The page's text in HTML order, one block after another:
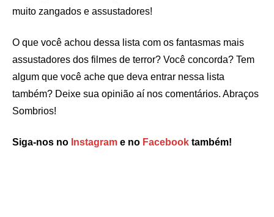
muito zangados e assustadores!
O que você achou dessa lista com os fantasmas mais
assustadores dos filmes de terror? Você concorda? Tem
algum que você ache que deva entrar nessa lista
também? Deixe sua opinião aí nos comentários. Abraços
Sombrios!
Siga-nos no Instagram e no Facebook também!